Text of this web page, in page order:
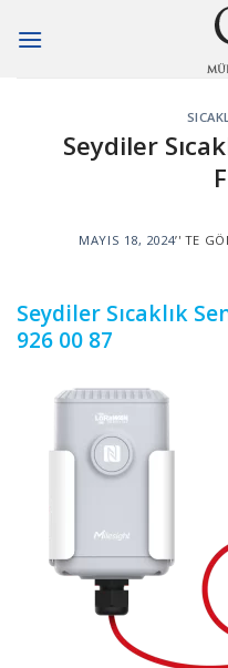
Seydiler
MAYIS 18, 2024’' TE
Seydiler Sıcaklık
926 00 87